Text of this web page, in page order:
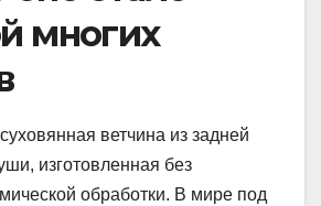
многих
ветчина из задней
изготовленная без
обработки. В мире под